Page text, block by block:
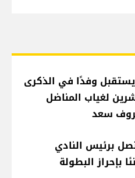
وفدًا في الذكرى
لغياب المناضل
سعد
برئيس النادي
بإحراز البطولة